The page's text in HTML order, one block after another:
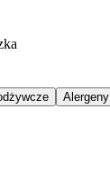
Alergeny